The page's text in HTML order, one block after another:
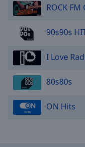
ROCK FM
90s90s
I Love
80s80s
ON Hits